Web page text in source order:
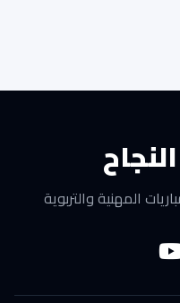
المهنية والتربوية